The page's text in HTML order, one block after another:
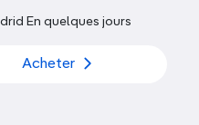
En quelques jours
Acheter